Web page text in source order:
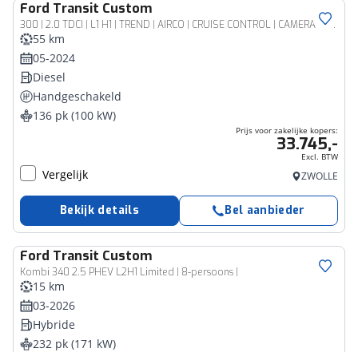
Ford Transit Custom
300 | 2.0 TDCI | L1 H1 | TREND | AIRCO | CRUISE CONTROL | CAMERA | CARPLAY EN ANDROID AUTO | 3-ZITS | VOORRUITVERWARMING | 2740 AHW TREKHAAK MOGELIJK | LED | CLIMATE CONTROL
Bedrijfswagen
55 km
05-2024
Diesel
Handgeschakeld
136 pk (100 kW)
Prijs voor zakelijke kopers:
33.745,-
Excl. BTW
Vergelijk ZWOLLE
Bekijk details Bel aanbieder
Ford Transit Custom
Kombi 340 2.5 PHEV L2H1 Limited | 8-persoons |
15 km
03-2026
Hybride
232 pk (171 kW)